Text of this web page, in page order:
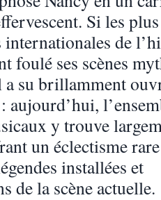
Si les
de
foulé ses scènes
a su brillamment
aujourd’hui,
y trouve
un éclectisme
installées et
de la scène actuelle.